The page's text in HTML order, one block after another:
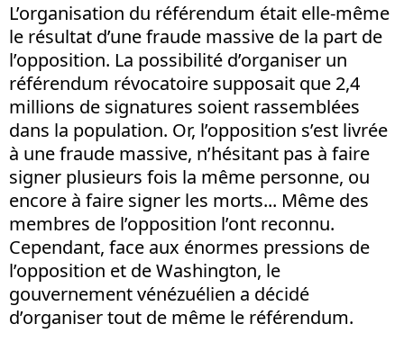
L’organisation du référendum était elle-même
le résultat d’une fraude massive de la part de
l’opposition. La possibilité d’organiser un
référendum révocatoire supposait que 2,4
millions de signatures soient rassemblées
dans la population. Or, l’opposition s’est livrée
à une fraude massive, n’hésitant pas à faire
signer plusieurs fois la même personne, ou
encore à faire signer les morts... Même des
membres de l’opposition l’ont reconnu.
Cependant, face aux énormes pressions de
l’opposition et de Washington, le
gouvernement vénézuélien a décidé
d’organiser tout de même le référendum.